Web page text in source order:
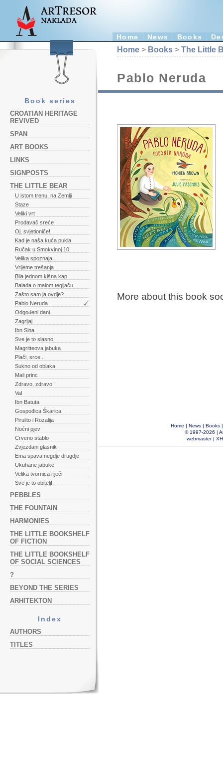
Home News Books
Book series
CROATIAN HERITAGE
REVIVED
SPAN
ART BOOKS
LINKS
SIGNPOSTS
THE LITTLE BEAR
U istom trenu, na Zemlji
Staze
Veliki vrt
Prodavač sreće
Oj, svjetioniče!
Kad je naša kuća pukla
Ručak u Smokvinoj 10
Velika spoznaja
Vrijeme trešanja
Bila jednom kišna kap
Balada o malom tegljaču
Zašto sam ja ovdje?
Pablo Neruda
Odgođeni dani
Zagrljaj
Ibn Sina
Sve je to slasno!
Magritteova jabuka
Plači, srce...
Sukno od oblaka
Mali princ
Zdravo, zdravo!
Val
Ibn Batuta
Gospođica Škarica
Pirulito i Rozalija
Noćni pjev
Crveno stablo
Zvjezdani glasnik
Ema spava negdje drugdje
Ukuhane jabuke
Velika tvornica riječi
Sve je to obitelj!
PEBBLES
THE FOUNTAIN
HARMONIES
THE LITTLE BOOKSHELF
OF FICTION
THE LITTLE BOOKSHELF
OF SOCIAL SCIENCES
?
BEYOND THE SERIES
ARHITEKTON
Index
AUTHORS
TITLES
Home > Books > The Little
Pablo Neruda
More about this book
Home | News| Books
© 1997-2026 |
webmaster|